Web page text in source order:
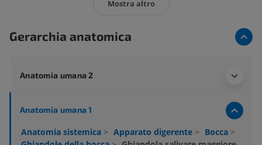
Mostra altro
Gerarchia anatomica
Anatomia umana 2
Anatomia umana 1
Anatomia sistemica > Apparato digerente > Bocca >